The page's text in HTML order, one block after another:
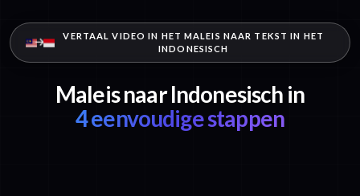
VERTAAL VIDEO IN HET MALEIS NAAR TEKST IN HET
INDONESISCH
Maleis naar Indonesisch in
4 eenvoudige stappen